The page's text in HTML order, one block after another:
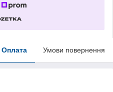
Оплата Умови повернення